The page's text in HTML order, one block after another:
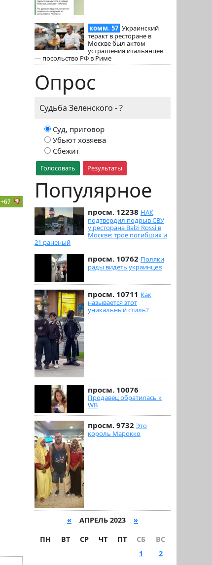
комм. 57 Украинский
теракт в ресторане в
Москве был актом
устрашения итальянцев
— посольство РФ в Риме
Опрос
Судьба Зеленского - ?
Суд, приговор
Убьют хозяева
Сбежит
Голосовать Результаты
Популярное
просм. 12238 НАК
подтвердил подрыв СВУ
у ресторана Balzi Rossi в
Москве: трое погибших и
21 раненый
просм. 10762 Поляки
рады видеть украинцев
просм. 10711 Как
называется этот
уникальный стиль?
просм. 10076
Продавец обратилась к
WB
просм. 9732 Это
король Марокко
« АПРЕЛЬ 2023 »
ПН ВТ СР ЧТ ПТ СБ
ВС
1
2
+67